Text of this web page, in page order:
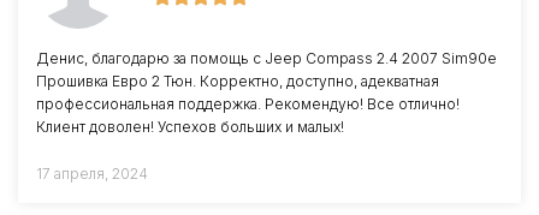
Денис, благодарю за помощь с Jeep Compass 2.4 2007 Sim90e
Прошивка Евро 2 Тюн. Корректно, доступно, адекватная
профессиональная поддержка. Рекомендую! Все отлично!
Клиент доволен! Успехов больших и малых!
17 апреля, 2024